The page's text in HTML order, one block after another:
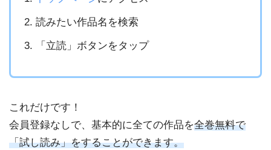
読みたい作品名を検索
「立読」ボタンをタップ
これだけです！
会員登録なしで、基本的に全ての作品を全巻無料で
「試し読み」をすることができます。